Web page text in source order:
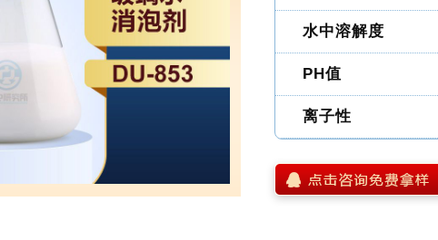
水中溶解度
PH值
离子性